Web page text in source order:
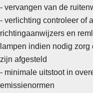
- vervangen van de
- verlichting controleer of
richtingaanwijzers en
lampen indien nodig
zijn afgesteld
- minimale uitstoot in
emissienormen